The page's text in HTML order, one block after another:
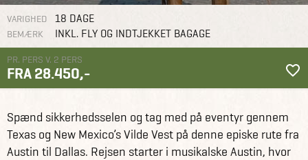
VARIGHED 18 DAGE
BEMÆRK INKL. FLY OG INDTJEKKET BAGAGE
PR. PERS V. 2 PERS
FRA 28.450,-
Spænd sikkerhedsselen og tag med på eventyr gennem
Texas og New Mexico’s Vilde Vest på denne episke rute fra
Austin til Dallas. Rejsen starter i musikalske Austin, hvor